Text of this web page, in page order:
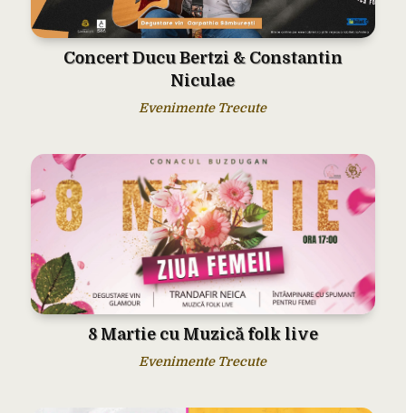
Concert Ducu Bertzi & Constantin
Niculae
Evenimente Trecute
8 Martie cu Muzică folk live
Evenimente Trecute